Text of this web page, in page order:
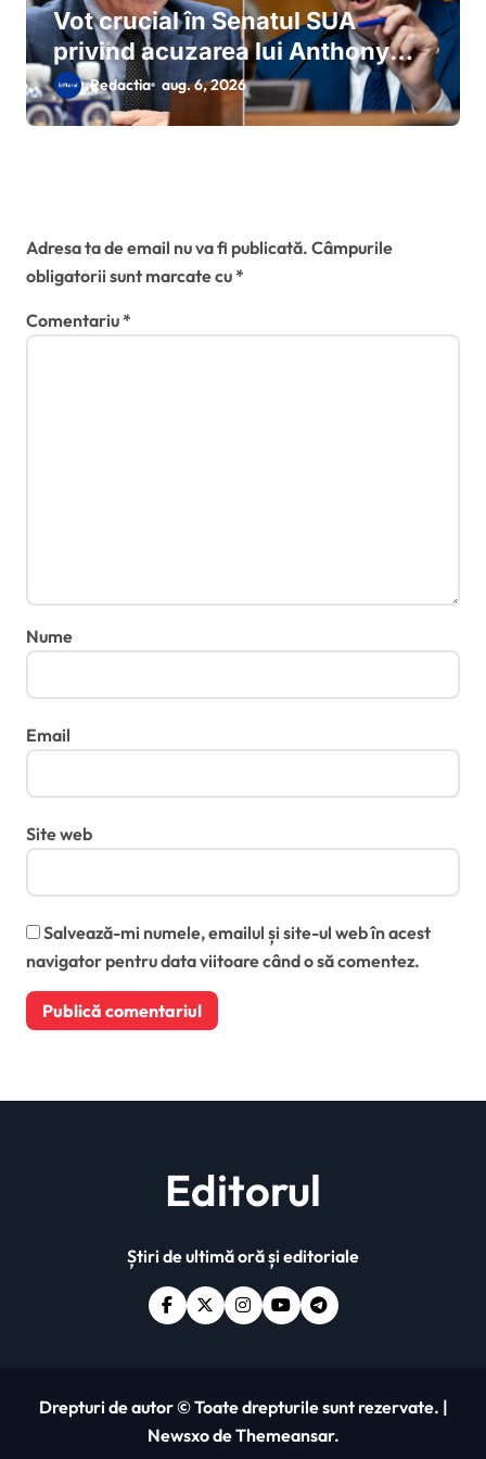
Vot crucial în Senatul SUA
privind acuzarea lui Anthony
Fauci de sfidarea Congresului:
Rand Paul cere sesizarea
Redactia aug. 6, 2026
Adresa ta de email nu va fi publicată. Câmpurile
obligatorii sunt marcate cu*
Comentariu*
Nume
Email
Site web
Salvează-mi numele, emailul și site-ul web în acest
navigator pentru data viitoare când o să comentez.
Editorul
Știri de ultimă oră și editoriale
Drepturi de autor © Toate drepturile sunt rezervate. |
NewsxodeThemeansar.